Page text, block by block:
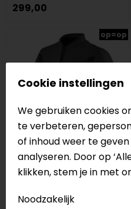
299,00
op=op
REV'IT!
Cookie instellingen
We gebruiken cookies
te verbeteren,
of inhoud weer te
analyseren. Door op
klikken, stem je in met
Noodzakelijk